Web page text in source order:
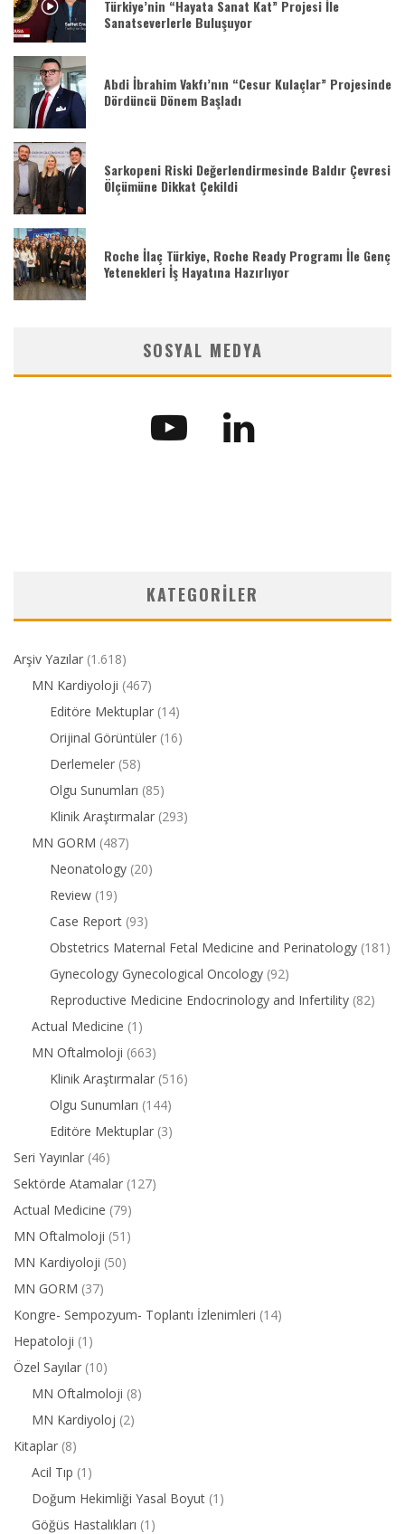
Türkiye’nin “Hayata Sanat Kat” Projesi İle
Sanatseverlerle Buluşuyor
Abdi İbrahim Vakfı’nın “Cesur Kulaçlar” Projesinde
Dördüncü Dönem Başladı
Sarkopeni Riski Değerlendirmesinde Baldır Çevresi
Ölçümüne Dikkat Çekildi
Roche İlaç Türkiye, Roche Ready Programı İle Genç
Yetenekleri İş Hayatına Hazırlıyor
SOSYAL MEDYA
KATEGORILER
Arşiv Yazılar (1.618)
MN Kardiyoloji (467)
Editöre Mektuplar (14)
Orijinal Görüntüler (16)
Derlemeler (58)
Olgu Sunumları (85)
Klinik Araştırmalar (293)
MN GORM (487)
Neonatology (20)
Review (19)
Case Report (93)
Obstetrics Maternal Fetal Medicine and Perinatology (181)
Gynecology Gynecological Oncology (92)
Reproductive Medicine Endocrinology and Infertility (82)
Actual Medicine (1)
MN Oftalmoloji (663)
Klinik Araştırmalar (516)
Olgu Sunumları (144)
Editöre Mektuplar (3)
Seri Yayınlar (46)
Sektörde Atamalar (127)
Actual Medicine (79)
MN Oftalmoloji (51)
MN Kardiyoloji (50)
MN GORM (37)
Kongre- Sempozyum- Toplantı İzlenimleri (14)
Hepatoloji (1)
Özel Sayılar (10)
MN Oftalmoloji (8)
MN Kardiyoloj (2)
Kitaplar (8)
Acil Tıp (1)
Doğum Hekimliği Yasal Boyut (1)
Göğüs Hastalıkları (1)